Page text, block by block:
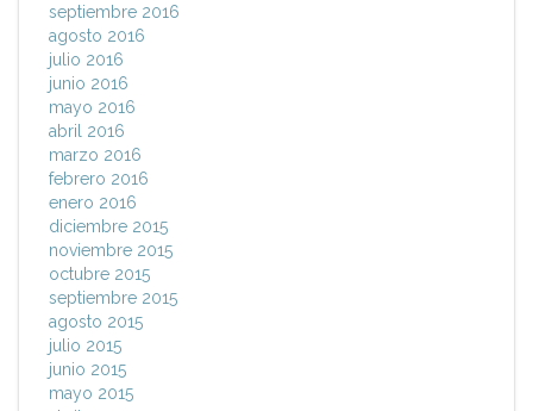
septiembre 2016
agosto 2016
julio 2016
junio 2016
mayo 2016
abril 2016
marzo 2016
febrero 2016
enero 2016
diciembre 2015
noviembre 2015
octubre 2015
septiembre 2015
agosto 2015
julio 2015
junio 2015
mayo 2015